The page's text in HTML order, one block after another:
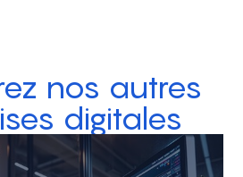
nos autres
digitales